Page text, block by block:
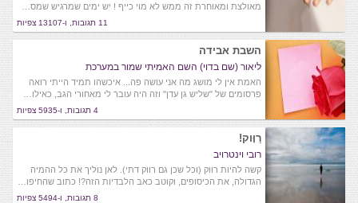
מאולצת ומאוחרת זה ממש לא מוי כייף ! יש ימים שמרגיש שמס…
11 תגובות, ו-13107 צפיות
השבת אבידה
ליאור (שם בדוי) השם האמיתי שמור במערכת
האמת אין לי מושג מה אני עושה פה... איכשהו תמיד הייתי רואה
פרסומים של "שליש גן עדן" וזה היה עובר לי מאחורי הגב, כאילו…
4 תגובות, ו-5935 צפיות
רַוָּוק!
רובי וינטרויב
קשה להיות רווק (וכל שכן גם רווק דתי). לאן נוליך את כל ההמיה
הגדולה, את הכיסופים, וקוטב כאב הלבדיות הזה?! כתוב שהחיפו…
8 תגובות, ו-5494 צפיות